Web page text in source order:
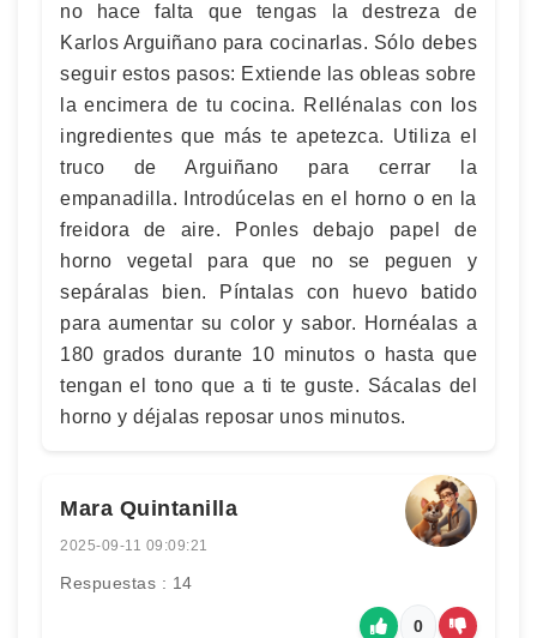
no hace falta que tengas la destreza de
Karlos Arguiñano para cocinarlas. Sólo debes
seguir estos pasos: Extiende las obleas sobre
la encimera de tu cocina. Rellénalas con los
ingredientes que más te apetezca. Utiliza el
truco de Arguiñano para cerrar la
empanadilla. Introdúcelas en el horno o en la
freidora de aire. Ponles debajo papel de
horno vegetal para que no se peguen y
sepáralas bien. Píntalas con huevo batido
para aumentar su color y sabor. Hornéalas a
180 grados durante 10 minutos o hasta que
tengan el tono que a ti te guste. Sácalas del
horno y déjalas reposar unos minutos.
Mara Quintanilla
2025-09-11 09:09:21
Respuestas : 14
0